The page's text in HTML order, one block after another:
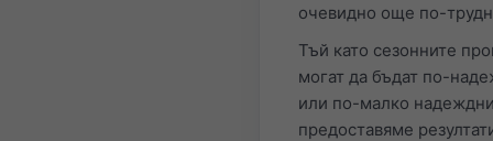
очевидно още по-
Тъй като сезонните
могат да бъдат по-
или по-малко
предоставяме